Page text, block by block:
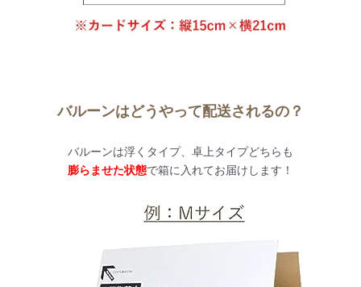
バルーンはどうやって配送されるの？
バルーンは浮くタイプ、卓上タイプどちらも
膨らませた状態で箱に入れてお届けします！